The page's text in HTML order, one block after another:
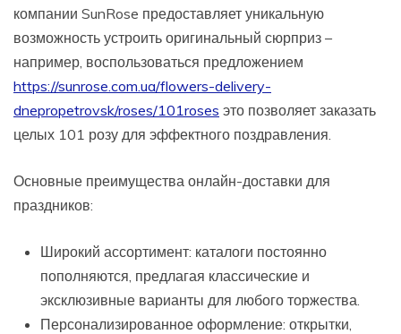
компании SunRose предоставляет уникальную
возможность устроить оригинальный сюрприз –
например, воспользоваться предложением
https://sunrose.com.ua/flowers-delivery-
dnepropetrovsk/roses/101roses это позволяет заказать
целых 101 розу для эффектного поздравления.
Основные преимущества онлайн-доставки для
праздников:
Широкий ассортимент: каталоги постоянно
пополняются, предлагая классические и
эксклюзивные варианты для любого торжества.
Персонализированное оформление: открытки,